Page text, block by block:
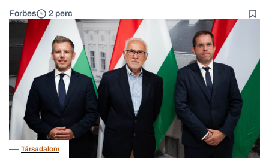
Forbes 2 perc
Társadalom